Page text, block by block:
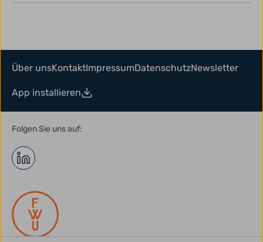
Über unsKontaktImpressumDatenschutzNewsletter
App installieren
Folgen Sie uns auf: